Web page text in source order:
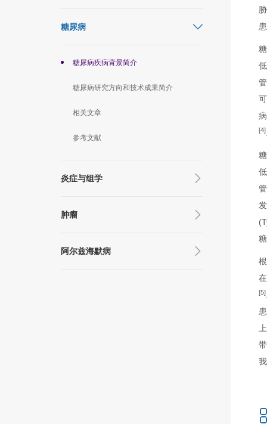
糖尿病
糖尿病疾病背景简介
糖尿病研究方向和技术成果简介
相关文章
参考文献
炎症与组学
肿瘤
阿尔兹海默病
[4]
[5]